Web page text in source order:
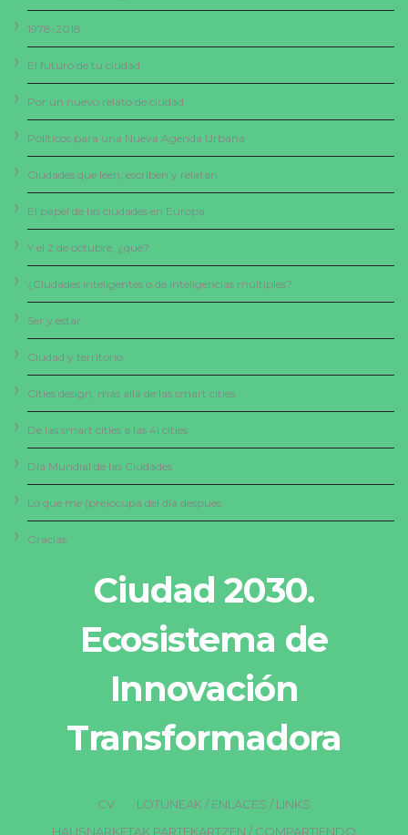
1978-2018
El futuro de tu ciudad
Por un nuevo relato de ciudad
Políticos para una Nueva Agenda Urbana
Ciudades que leen, escriben y relatan
El papel de las ciudades en Europa
Y el 2 de octubre, ¿qué?
¿Ciudades inteligentes o de inteligencias múltiples?
Ser y estar
Ciudad y territorio
Cities design, más allá de las smart cities
De las smart cities a las 4i cities
Día Mundial de las Ciudades
Lo que me (pre)ocupa del día despues
Gracias
Ciudad 2030.
Ecosistema de
Innovación
Transformadora
CV
LOTUNEAK / ENLACES / LINKS
HAUSNARKETAK PARTEKARTZEN / COMPARTIENDO